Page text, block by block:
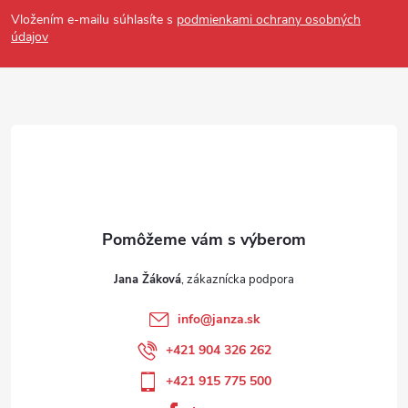
Vložením e-mailu súhlasíte s podmienkami ochrany osobných
údajov
Jana Žáková
info@janza.sk
+421 904 326 262
+421 915 775 500